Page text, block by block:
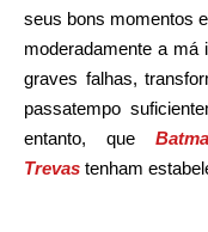
seus bons momentos
moderadamente a má
graves falhas,
passatempo
entanto, que
Trevas tenham